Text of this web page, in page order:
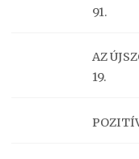
91.
AZ
19.